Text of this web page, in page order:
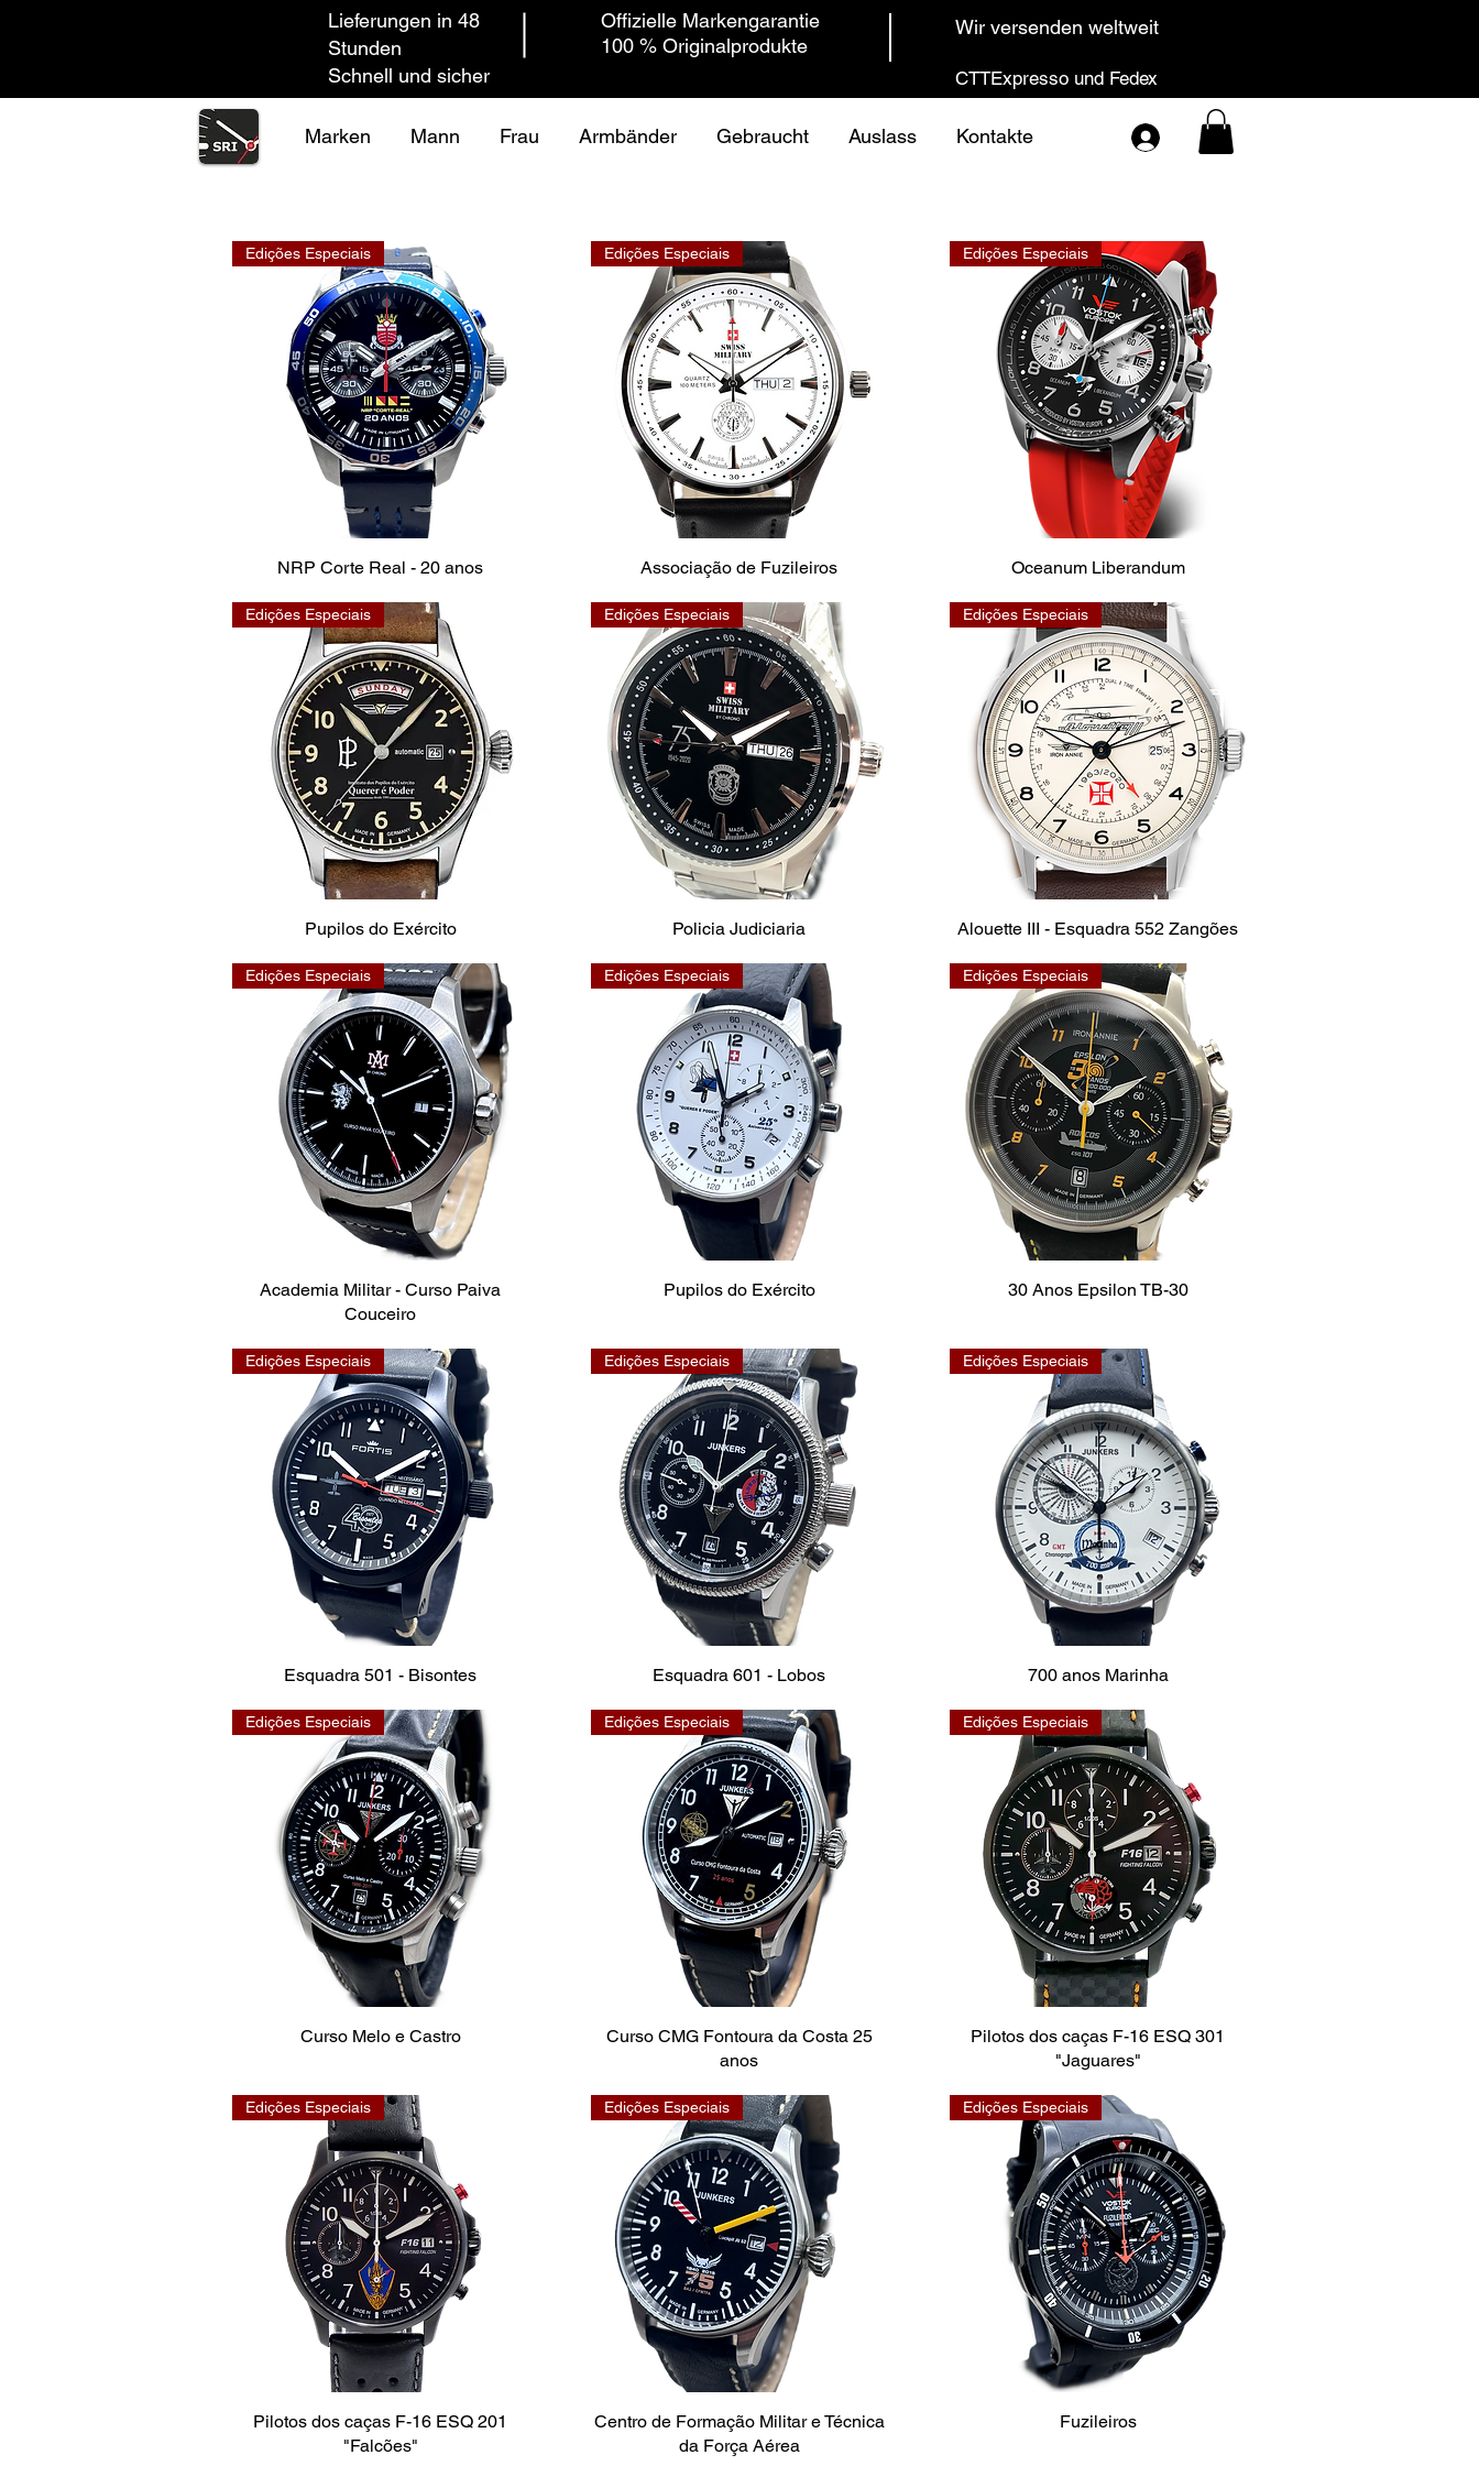
Lieferungen in 48
Stunden
Schnell und sicher
100 % Originalprodukte
Offizielle Markengarantie Wir versenden weltweit
CTTExpresso und Fedex
Marken Mann Frau Armbänder Gebraucht Auslass Kontakte
Edições Especiais
NRP Corte Real - 20 anos
Edições Especiais
Associação de Fuzileiros
Edições Especiais
Oceanum Liberandum
Edições Especiais
Pupilos do Exército
Edições Especiais
Policia Judiciaria
Edições Especiais
Alouette III - Esquadra 552 Zangões
Edições Especiais
Academia Militar - Curso Paiva
Couceiro
Edições Especiais
Pupilos do Exército
Edições Especiais
30 Anos Epsilon TB-30
Edições Especiais
Esquadra 501 - Bisontes
Edições Especiais
Esquadra 601 - Lobos
Edições Especiais
700 anos Marinha
Edições Especiais
Curso Melo e Castro
Edições Especiais
Curso CMG Fontoura da Costa 25
anos
Edições Especiais
Pilotos dos caças F-16 ESQ 301
"Jaguares"
Edições Especiais
Pilotos dos caças F-16 ESQ 201
"Falcões"
Edições Especiais
Centro de Formação Militar e Técnica
da Força Aérea
Edições Especiais
Fuzileiros